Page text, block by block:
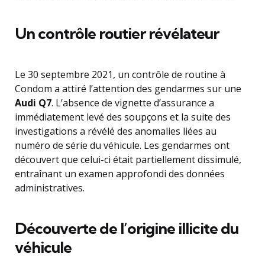
Un contrôle routier révélateur
Le 30 septembre 2021, un contrôle de routine à
Condom a attiré l’attention des gendarmes sur une
Audi Q7. L’absence de vignette d’assurance a
immédiatement levé des soupçons et la suite des
investigations a révélé des anomalies liées au
numéro de série du véhicule. Les gendarmes ont
découvert que celui-ci était partiellement dissimulé,
entraînant un examen approfondi des données
administratives.
Découverte de l’origine illicite du
véhicule